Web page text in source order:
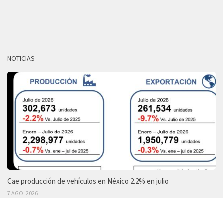
NOTICIAS
Cae producción de vehículos en México 2.2% en julio
7 AGO, 2026